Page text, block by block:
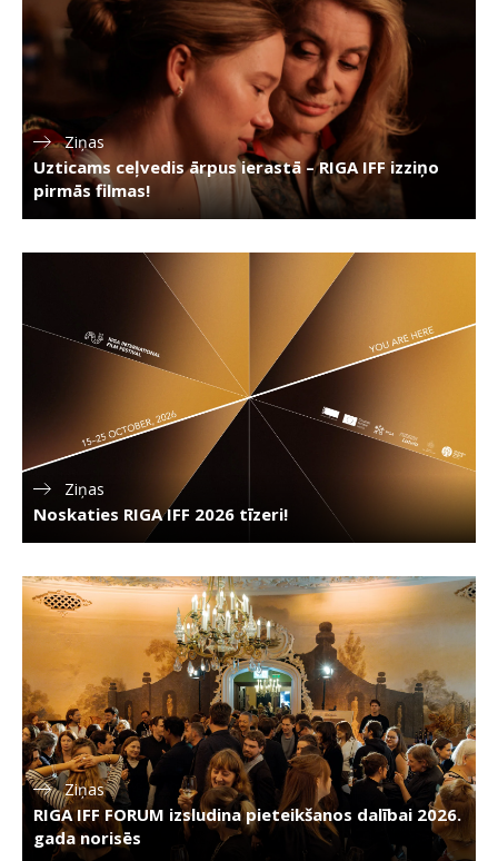
Ziņas
Uzticams ceļvedis ārpus ierastā – RIGA IFF izziņo
pirmās filmas!
Ziņas
Noskaties RIGA IFF 2026 tīzeri!
Ziņas
RIGA IFF FORUM izsludina pieteikšanos dalībai 2026.
gada norisēs